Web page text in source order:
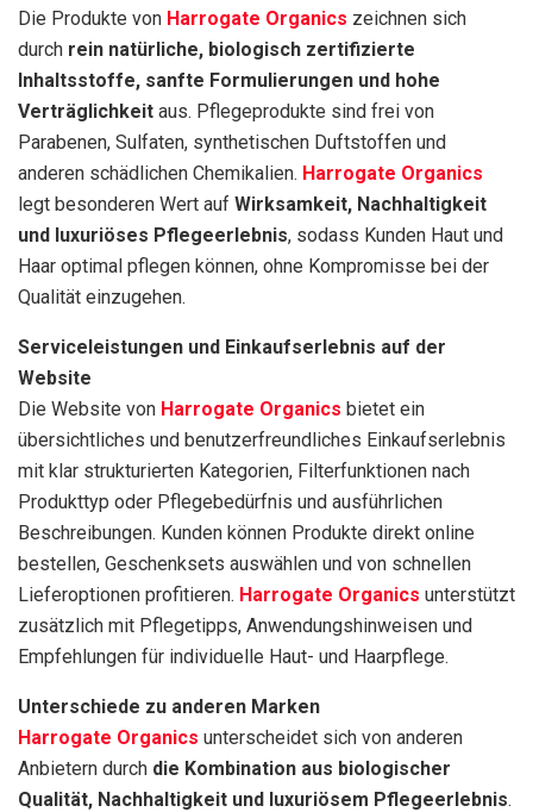
Die Produkte von Harrogate Organics zeichnen sich
durch rein natürliche, biologisch zertifizierte
Inhaltsstoffe, sanfte Formulierungen und hohe
Verträglichkeit aus. Pflegeprodukte sind frei von
Parabenen, Sulfaten, synthetischen Duftstoffen und
anderen schädlichen Chemikalien. Harrogate Organics
legt besonderen Wert auf Wirksamkeit, Nachhaltigkeit
und luxuriöses Pflegeerlebnis, sodass Kunden Haut und
Haar optimal pflegen können, ohne Kompromisse bei der
Qualität einzugehen.
Serviceleistungen und Einkaufserlebnis auf der
Website
Die Website von Harrogate Organics bietet ein
übersichtliches und benutzerfreundliches Einkaufserlebnis
mit klar strukturierten Kategorien, Filterfunktionen nach
Produkttyp oder Pflegebedürfnis und ausführlichen
Beschreibungen. Kunden können Produkte direkt online
bestellen, Geschenksets auswählen und von schnellen
Lieferoptionen profitieren. Harrogate Organics unterstützt
zusätzlich mit Pflegetipps, Anwendungshinweisen und
Empfehlungen für individuelle Haut- und Haarpflege.
Unterschiede zu anderen Marken
Harrogate Organics unterscheidet sich von anderen
Anbietern durch die Kombination aus biologischer
Qualität, Nachhaltigkeit und luxuriösem Pflegeerlebnis.